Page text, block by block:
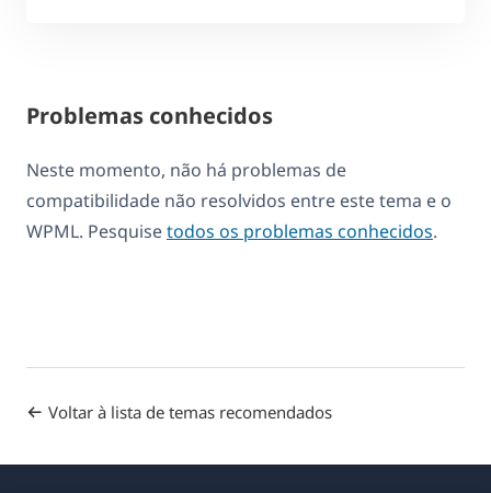
Problemas conhecidos
Neste momento, não há problemas de
compatibilidade não resolvidos entre este tema e o
WPML. Pesquisetodos os problemas conhecidos.
Voltar à lista de temas recomendados